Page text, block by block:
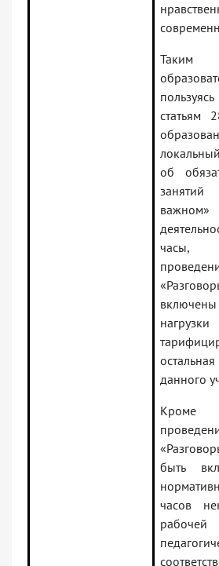
статьям
об
важном»
часы,
данного
Кроме
быть
часов